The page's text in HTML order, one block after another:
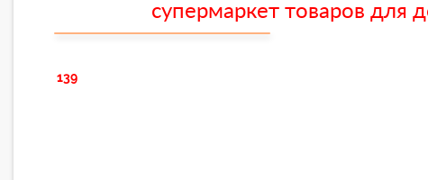
супермаркет товаров для
139